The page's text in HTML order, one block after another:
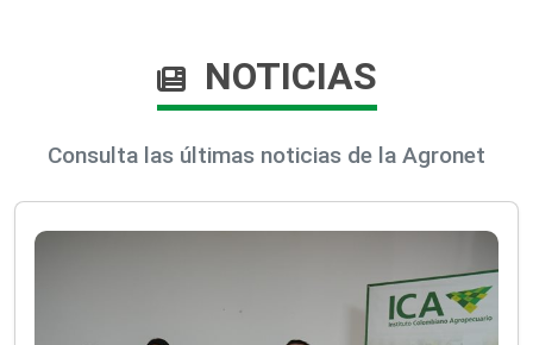
NOTICIAS
Consulta las últimas noticias de la Agronet